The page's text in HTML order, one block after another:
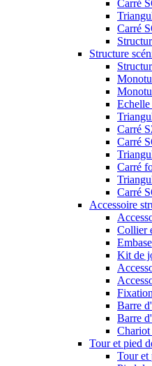
Carré
Carré
Structure
Carré
Carré
Carré
Carré
Accessoire
Collier
Embase
Kit de
Barre
Barre
Chariot
Tour et pied
Tour et